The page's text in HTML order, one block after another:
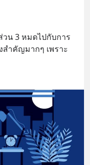
วน 3 หมดไปกับการ
ำคัญมากๆ เพราะ